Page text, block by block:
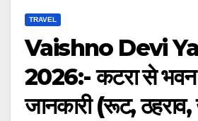
TRAVEL
Vaishno Devi
2026:- कटरा से भवन
जानकारी (रूट, ठहराव,